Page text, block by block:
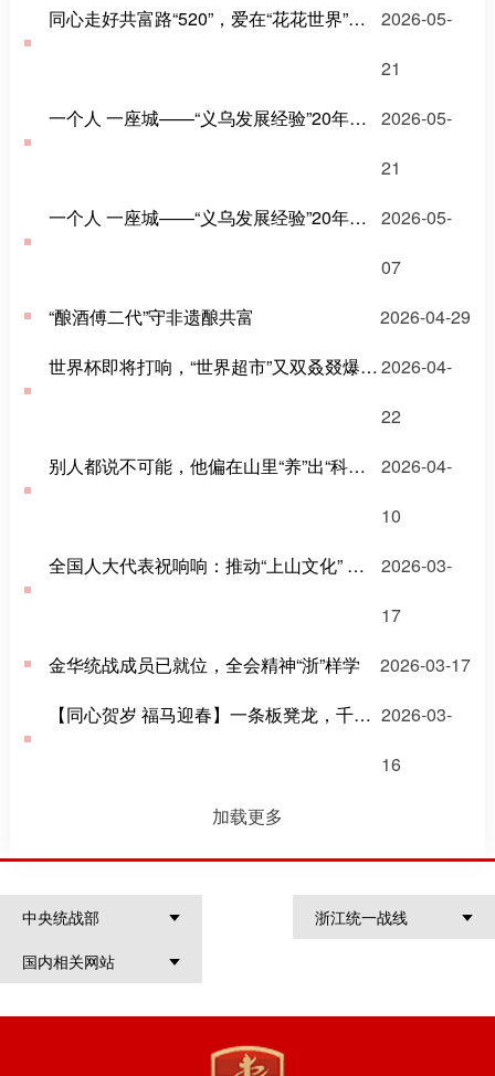
同心走好共富路“520”，爱在“花花世界”里生长
2026-05-
21
一个人 一座城——“义乌发展经验”20年（莎莎）
2026-05-
21
一个人 一座城——“义乌发展经验”20年（吴志民）
2026-05-
07
“酿酒傅二代”守非遗酿共富
2026-04-29
世界杯即将打响，“世界超市”又双叒叕爆单了！2026-04-
22
别人都说不可能，他偏在山里“养”出“科技新小龙”
2026-04-
10
全国人大代表祝响响：推动“上山文化” 迈出国门 走向世界
2026-03-
17
金华统战成员已就位，全会精神“浙”样学
2026-03-17
【同心贺岁 福马迎春】一条板凳龙，千灯照归程，万家同心愿！ 2026-03-
16
加载更多
中央统战部
浙江统一战线
国内相关网站